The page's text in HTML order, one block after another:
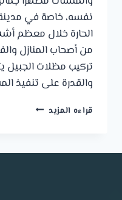
نفسه، خاصة في مدينة
الحارة خلال معظم
من أصحاب المنازل
تركيب مظلات الجبيل
والقدرة على تنفيذ
قراءه المزيد مقاول